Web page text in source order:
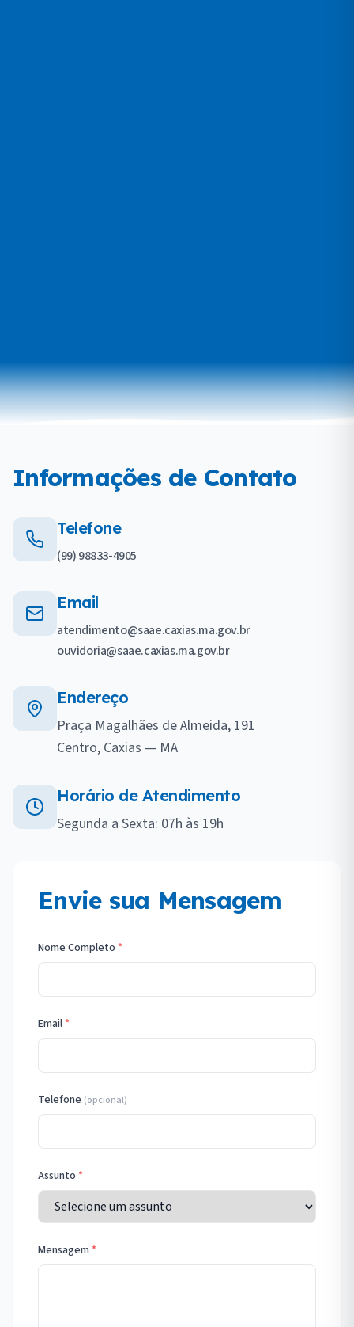
Informações de Contato
Telefone
(99) 98833-4905
Email
atendimento@saae.caxias.ma.gov.br
ouvidoria@saae.caxias.ma.gov.br
Endereço
Praça Magalhães de Almeida, 191
Centro, Caxias — MA
Horário de Atendimento
Segunda a Sexta: 07h às 19h
Envie sua Mensagem
Nome Completo *
Email *
Telefone (opcional)
Assunto *
Mensagem *